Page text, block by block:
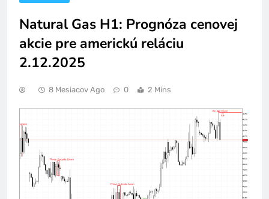
Natural Gas H1: Prognóza cenovej
akcie pre americkú reláciu
2.12.2025
8 Mesiacov Ago 0 2 Mins